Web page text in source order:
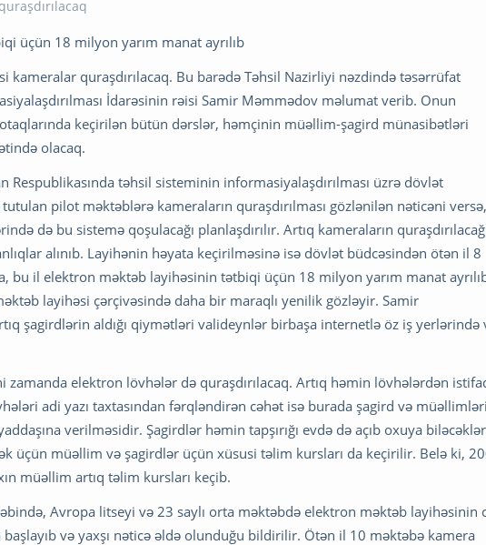
üçün 18 milyon yarım manat ayrılıb
kameralar quraşdırılacaq. Bu barədə Təhsil Nazirliyi nəzdində təsərrüfat
İdarəsinin rəisi Samir Məmmədov məlumat verib. Onun
keçirilən bütün dərslər, həmçinin müəllim-şagird münasibətləri
olacaq.
Respublikasında təhsil sisteminin informasiyalaşdırılması üzrə dövlət
pilot məktəblərə kameraların quraşdırılması gözlənilən nəticəni versə,
də bu sistemə qoşulacağı planlaşdırılır. Artıq kameraların
alınıb. Layihənin həyata keçirilməsinə isə dövlət büdcəsindən ötən il 8
bu il elektron məktəb layihəsinin tətbiqi üçün 18 milyon yarım manat
layihəsi çərçivəsində daha bir maraqlı yenilik gözləyir. Samir
şagirdlərin aldığı qiymətləri valideynlər birbaşa internetlə öz iş yerlərində
elektron lövhələr də quraşdırılacaq. Artıq həmin lövhələrdən
adi yazı taxtasından fərqləndirən cəhət isə burada şagird və
verilməsidir. Şagirdlər həmin tapşırığı evdə də açıb oxuya
üçün müəllim və şagirdlər üçün xüsusi təlim kursları da keçirilir. Belə ki,
müəllim artıq təlim kursları keçib.
Avropa litseyi və 23 saylı orta məktəbdə elektron məktəb layihəsinin
və yaxşı nəticə əldə olunduğu bildirilir. Ötən il 10 məktəbə kamera